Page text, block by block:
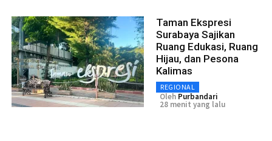
Taman Ekspresi
Surabaya Sajikan
Ruang Edukasi, Ruang
Hijau, dan Pesona
Kalimas
REGIONAL
Oleh Purbandari
28 menit yang lalu